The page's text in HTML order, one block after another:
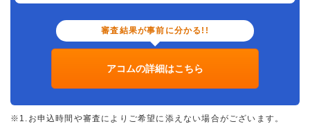
審査結果が事前に分かる!!
アコムの詳細はこちら
※1.お申込時間や審査によりご希望に添えない場合がございます。